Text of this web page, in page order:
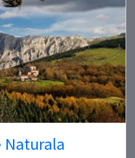
Naturala